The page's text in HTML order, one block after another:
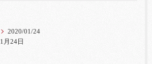
2020/01/24
1月24日